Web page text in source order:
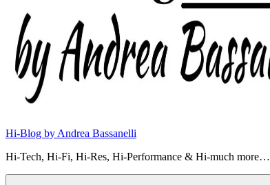
Hi-Blog by Andrea Bassanelli
Hi-Tech, Hi-Fi, Hi-Res, Hi-Performance & Hi-much more…